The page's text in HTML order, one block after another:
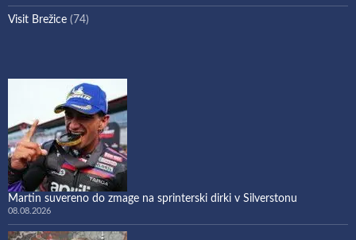
Visit Brežice (74)
Martin suvereno do zmage na sprinterski dirki v Silverstonu
08.08.2026